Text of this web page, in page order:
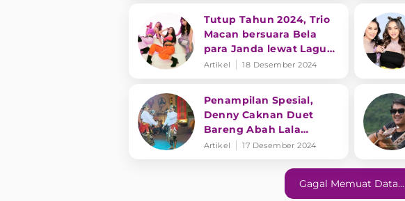
Tutup Tahun 2024, Trio
Macan bersuara Bela
para Janda lewat Lagu
"Tak Gentar Bela Yang
Artikel 18 Desember 2024
Penampilan Spesial,
Denny Caknan Duet
Bareng Abah Lala
Bawakan Lagu 'Delik-
Artikel 17 Desember 2024
Gagal Memuat Data...